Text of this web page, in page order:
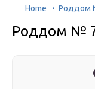
Home Роддом
Роддом № 7